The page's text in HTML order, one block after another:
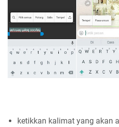
ketikkan kalimat yang akan